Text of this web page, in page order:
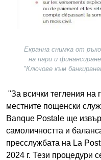
Екранна снимка от
на пари и
"Ключове към
"За всички тегления на
местните пощенски
Banque Postale ще
самоличността и
пресслужбата на La
2024 г. Тези процедури